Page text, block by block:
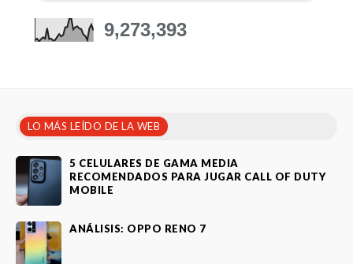
9,273,393
LO MÁS LEÍDO DE LA WEB
5 CELULARES DE GAMA MEDIA
RECOMENDADOS PARA JUGAR CALL OF DUTY
MOBILE
ANÁLISIS: OPPO RENO 7